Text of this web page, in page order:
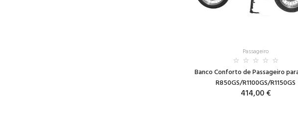
Passageiro
Banco Conforto de Passageiro
R850GS/R1100GS/R1150GS
414,00 €